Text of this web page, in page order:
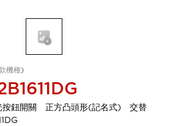
機種)
鈕開關 正方凸頭形(記名式) 交替